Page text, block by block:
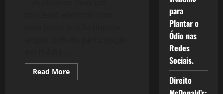
Read MoreRead
more
para
Plantar o
Ódio nas
Redes
Sociais.
Direito